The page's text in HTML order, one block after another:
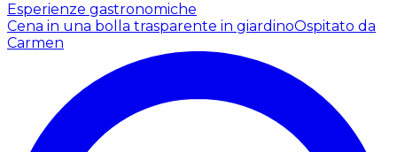
Esperienze gastronomiche
Cena in una bolla trasparente in giardinoOspitato da
Carmen